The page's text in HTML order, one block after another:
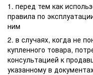
1. перед тем как
правила по
ним
2. в случаях, когда не
купленного товара,
консультацией к
указанному в